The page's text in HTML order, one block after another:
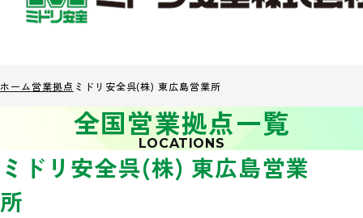
ホーム営業拠点 ミドリ安全呉(株) 東広島営業所
全国営業拠点一覧
LOCATIONS
ミドリ安全呉(株) 東広島営業
所